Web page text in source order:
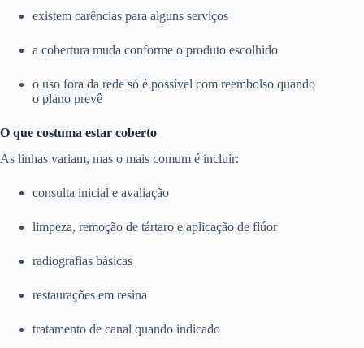
existem carências para alguns serviços
a cobertura muda conforme o produto escolhido
o uso fora da rede só é possível com reembolso quando
o plano prevê
O que costuma estar coberto
As linhas variam, mas o mais comum é incluir:
consulta inicial e avaliação
limpeza, remoção de tártaro e aplicação de flúor
radiografias básicas
restaurações em resina
tratamento de canal quando indicado